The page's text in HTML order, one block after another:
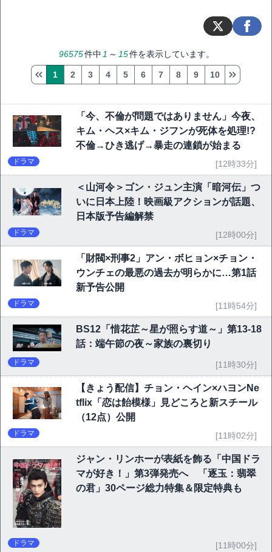
96575件中 1 ～ 15件を表示しています。
1 2 3 4 5 6 7 8 9 10
「今、不倫が問題ではありません」今夜、
キム・ヘス×キム・ジフンが死体を処理!?
不倫→ひき逃げ→暴走の連鎖が始まる
ドラマ [12時33分]
＜山河令＞ゴン・ジュン主演「暗河伝」つ
いに日本上陸！映画級アクションが話題、
日本版予告編解禁
ドラマ [12時00分]
「財閥×刑事2」アン・ボヒョン×チョン・
ウンチェの最悪の過去が明らかに…第1話
新予告公開
ドラマ [11時54分]
BS12「惜花芷～星が照らす道～」第13-18
話：端午節の夜～家族の裏切り
ドラマ [11時30分]
【きょう配信】チョン・ヘイン×ハヨンNe
tflix「恋は飴模様」見どころと新スチール
（12点）公開
ドラマ [11時02分]
ジャン・リンホーが表紙を飾る「中国ドラ
マが好き！」第3弾発売へ 「逐玉：翡翠
の君」30ページ総力特集＆限定特典も
ドラマ [11時00分]